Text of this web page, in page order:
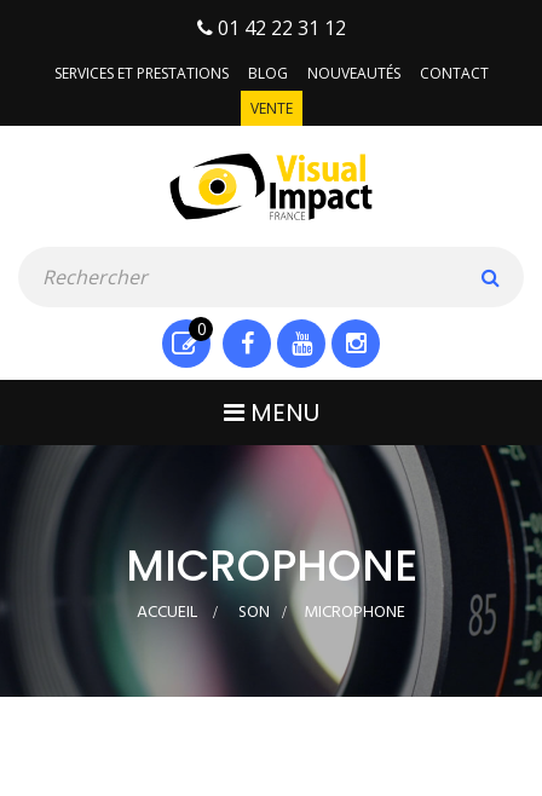
01 42 22 31 12
SERVICES ET PRESTATIONS BLOG NOUVEAUTÉS
CONTACT
VENTE
0
MENU
MICROPHONE
ACCUEIL > SON > MICROPHONE